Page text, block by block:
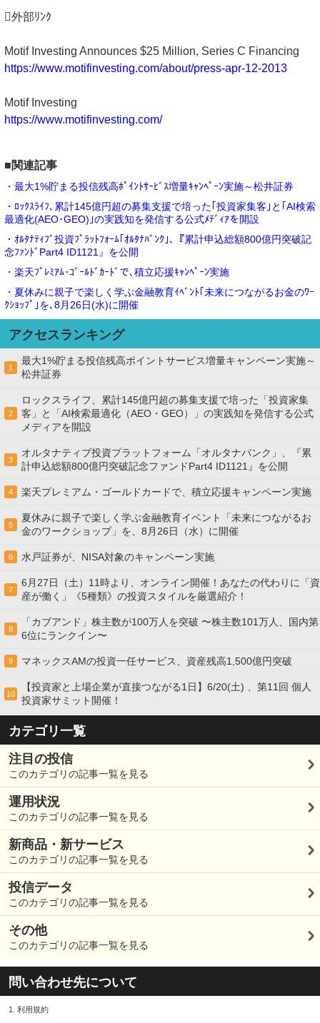
外部ﾘﾝｸ
Motif Investing Announces $25 Million, Series C Financing
https://www.motifinvesting.com/about/press-apr-12-2013
Motif Investing
https://www.motifinvesting.com/
■関連記事
・最大1%貯まる投信残高ﾎﾟｲﾝﾄｻｰﾋﾞｽ増量ｷｬﾝﾍﾟｰﾝ実施～松井証券
・ﾛｯｸｽﾗｲﾌ､累計145億円超の募集支援で培った｢投資家集客｣と｢AI検索
最適化(AEO･GEO)｣の実践知を発信する公式ﾒﾃﾞｨｱを開設
・ｵﾙﾀﾅﾃｨﾌﾞ投資ﾌﾟﾗｯﾄﾌｫｰﾑ｢ｵﾙﾀﾅﾊﾞﾝｸ｣､『累計申込総額800億円突破記
念ﾌｧﾝﾄﾞPart4 ID1121』を公開
・楽天ﾌﾟﾚﾐｱﾑ･ｺﾞｰﾙﾄﾞｶｰﾄﾞで､積立応援ｷｬﾝﾍﾟｰﾝ実施
・夏休みに親子で楽しく学ぶ金融教育ｲﾍﾞﾝﾄ｢未来につながるお金のﾜｰ
ｸｼｮｯﾌﾟ｣を､8月26日(水)に開催
アクセスランキング
1
最大1%貯まる投信残高ポイントサービス増量キャンペーン実施～
松井証券
2
ロックスライフ、累計145億円超の募集支援で培った「投資家集
客」と「AI検索最適化（AEO・GEO）」の実践知を発信する公式
メディアを開設
3
オルタナティブ投資プラットフォーム「オルタナバンク」、『累
計申込総額800億円突破記念ファンドPart4 ID1121』を公開
4 楽天プレミアム・ゴールドカードで、積立応援キャンペーン実施
5
夏休みに親子で楽しく学ぶ金融教育イベント「未来につながるお
金のワークショップ」を、8月26日（水）に開催
6 水戸証券が、NISA対象のキャンペーン実施
7
6月27日（土）11時より、オンライン開催！あなたの代わりに「資
産が働く」《5種類》の投資スタイルを厳選紹介！
8
「カブアンド」株主数が100万人を突破 〜株主数101万人、国内第
6位にランクイン〜
9 マネックスAMの投資一任サービス、資産残高1,500億円突破
10
【投資家と上場企業が直接つながる1日】6/20(土) 、第11回 個人
投資家サミット開催！
カテゴリ一覧
注目の投信
このカテゴリの記事一覧を見る
運用状況
このカテゴリの記事一覧を見る
新商品・新サービス
このカテゴリの記事一覧を見る
投信データ
このカテゴリの記事一覧を見る
その他
このカテゴリの記事一覧を見る
問い合わせ先について
1. 利用規約